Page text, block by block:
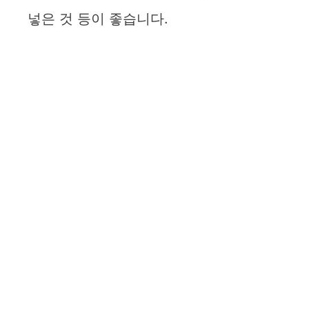
넣은 것 등이 좋습니다.